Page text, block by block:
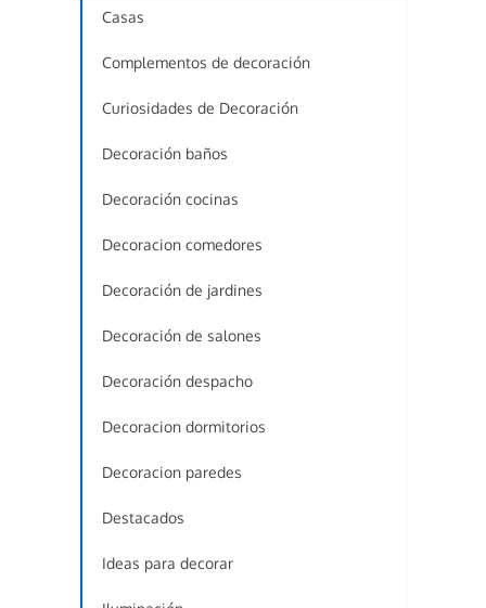
Casas
Complementos de decoración
Curiosidades de Decoración
Decoración baños
Decoración cocinas
Decoracion comedores
Decoración de jardines
Decoración de salones
Decoración despacho
Decoracion dormitorios
Decoracion paredes
Destacados
Ideas para decorar